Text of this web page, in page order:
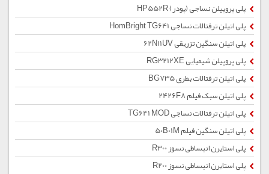
پلی پروپیلن نساجی (پودر) HP552R
پلی اتیلن ترفتالات نساجی HomBright TG641
پلی اتیلن سنگین تزریقی 62N11UV
پلی پروپیلن شیمیایی RG3212XE
پلی اتیلن ترفتالات بطری BG735
پلی اتیلن سبک فیلم 2426F8
پلی اتیلن ترفتالات نساجی TG641 MOD
پلی اتیلن سنگین فیلم 50B01M
پلی استایرن انبساطی نسوز R300
پلی استایرن انبساطی نسوز R200